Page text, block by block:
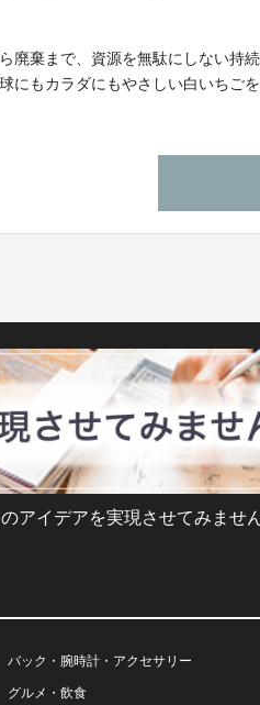
廃棄まで、資源を無駄にしない持
にもカラダにもやさしい白いちご
アイデアを実現させてみませ
バック・腕時計・アクセサリー
グルメ・飲食